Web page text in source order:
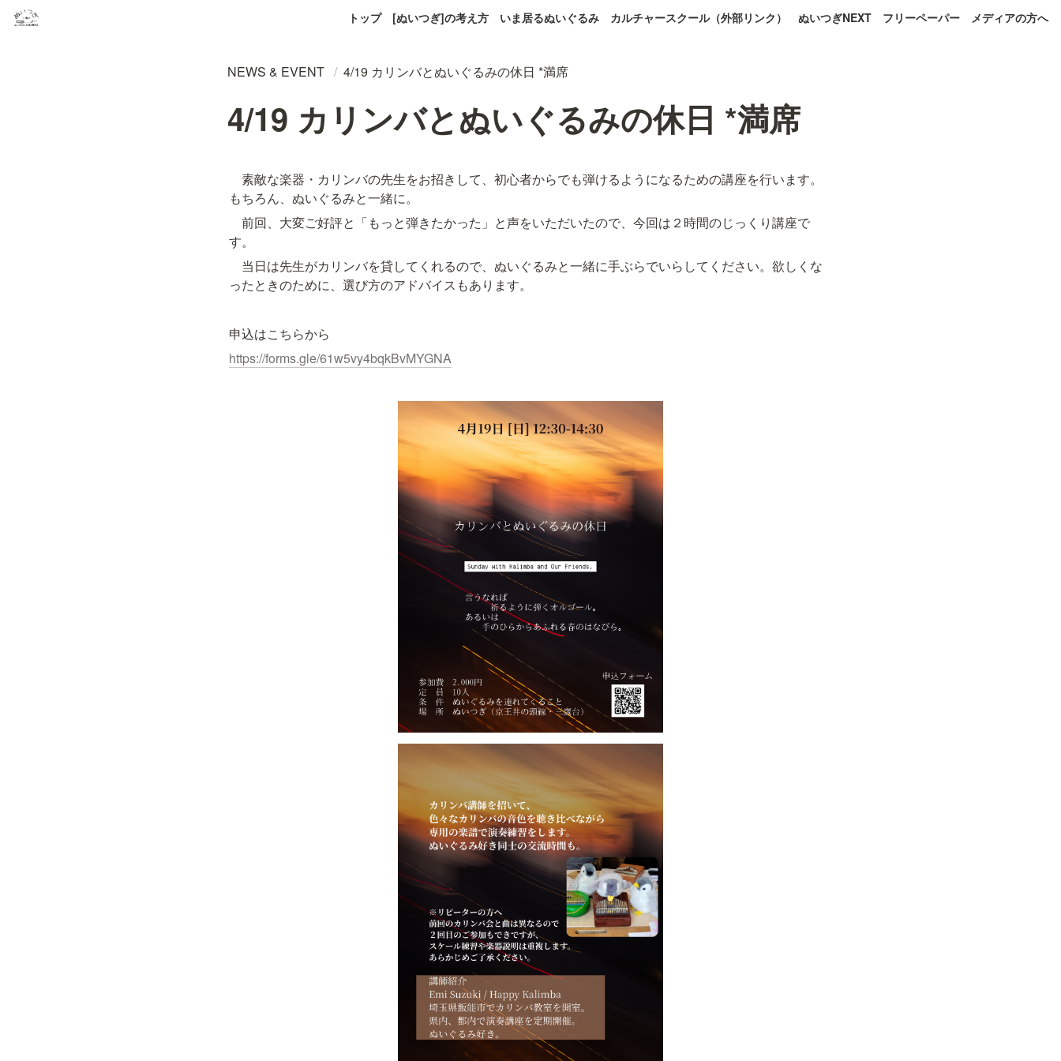
トップ [ぬいつぎ]の考え方 いま居るぬいぐるみ カルチャースクール（外部リンク） ぬいつぎNEXT フリーペーパー メディアの方へ
NEWS & EVENT / 4/19 カリンバとぬいぐるみの休日 *満席
4/19 カリンバとぬいぐるみの休日 *満席
素敵な楽器・カリンバの先生をお招きして、初心者からでも弾けるようになるための講座を行います。
もちろん、ぬいぐるみと一緒に。
前回、大変ご好評と「もっと弾きたかった」と声をいただいたので、今回は２時間のじっくり講座で
す。
当日は先生がカリンバを貸してくれるので、ぬいぐるみと一緒に手ぶらでいらしてください。欲しくな
ったときのために、選び方のアドバイスもあります。
申込はこちらから
https://forms.gle/61w5vy4bqkBvMYGNA